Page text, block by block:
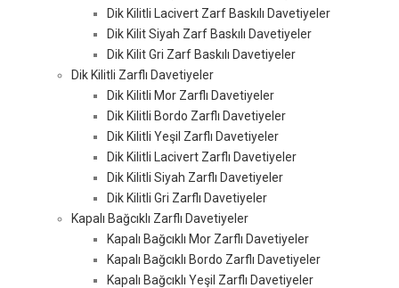
Dik Kilitli Lacivert Zarf Baskılı Davetiyeler
Dik Kilit Siyah Zarf Baskılı Davetiyeler
Dik Kilit Gri Zarf Baskılı Davetiyeler
Dik Kilitli Zarflı Davetiyeler
Dik Kilitli Mor Zarflı Davetiyeler
Dik Kilitli Bordo Zarflı Davetiyeler
Dik Kilitli Yeşil Zarflı Davetiyeler
Dik Kilitli Lacivert Zarflı Davetiyeler
Dik Kilitli Siyah Zarflı Davetiyeler
Dik Kilitli Gri Zarflı Davetiyeler
Kapalı Bağcıklı Zarflı Davetiyeler
Kapalı Bağcıklı Mor Zarflı Davetiyeler
Kapalı Bağcıklı Bordo Zarflı Davetiyeler
Kapalı Bağcıklı Yeşil Zarflı Davetiyeler